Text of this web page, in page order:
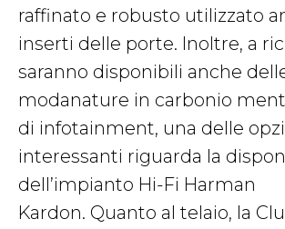
raffinato e robusto utilizzato
inserti delle porte. Inoltre, a
saranno disponibili anche
modanature in carbonio
di infotainment, una delle
interessanti riguarda la
dell’impianto Hi-Fi Harman
Kardon. Quanto al telaio, la